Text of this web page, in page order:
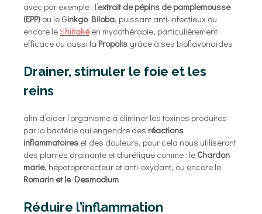
avec par exemple : l’extrait de pépins de pamplemousse
(EPP) ou le Ginkgo Biloba, puissant anti-infectieux ou
encore leShiitakéen mycothérapie, particulièrement
efficace ou aussi la Propolis grâce à ses bioflavonoïdes
Drainer, stimuler le foie et les
reins
afin d’aider l’organisme à éliminer les toxines produites
par la bactérie qui engendre des réactions
inflammatoires et des douleurs, pour cela nous utiliseront
des plantes drainante et diurétique comme : le Chardon
marie, hépatoprotecteur et anti-oxydant, ou encore le
Romarin et le Desmodium
Réduire l’inflammation